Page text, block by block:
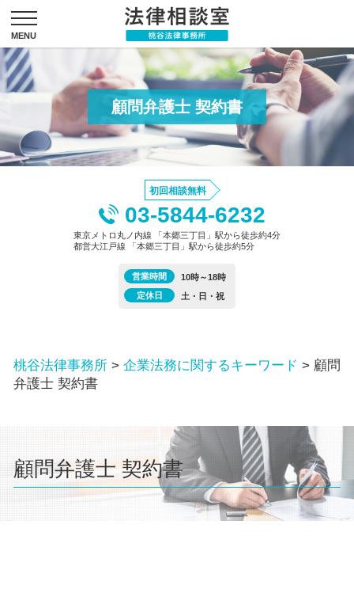
顧問弁護士 契約書
初回相談無料
03-5844-6232
東京メトロ丸ノ内線 「本郷三丁目」駅から徒歩約4分
都営大江戸線 「本郷三丁目」駅から徒歩約5分
営業時間
10時～18時
定休日
土・日・祝
桃谷法律事務所 > 企業法務に関するキーワード > 顧問
弁護士 契約書
顧問弁護士 契約書